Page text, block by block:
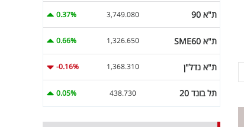
ת"א 90 3,749.080
0.37%
ת"א SME60 1,326.650
0.66%
ת"א נדל"ן 1,368.310
-0.16%
תל בונד 20 438.730
0.05%